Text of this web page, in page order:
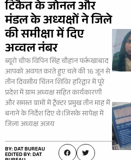
टिकैत के जोनल और
मंडल के अध्यक्षों ने जिले
की समीक्षा में दिए
अव्वल नंबर
ब्यूरो चीफ विपिन सिंह चौहान फर्रूखाबाद
आपको अवगत करते हुए चले की 16 जून से
तीन दिवसीय चिंतन शिविर हरिद्वार में पूरे
प्रदेश में ग्राम अध्यक्ष सहित कार्यकारणी
और समस्त ग्रामों में ट्रैक्टर प्रमुख तीन माह में
बनाने के निर्देश दिए थे।जिसके सापेक्ष में
जिला अध्यक्ष अजय
BY: DAT BUREAU
EDITED BY: DAT